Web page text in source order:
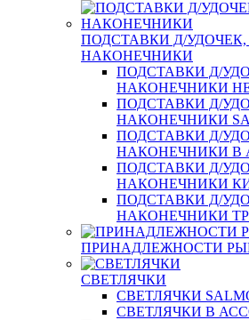
ПОДСТАВКИ Д/
НАКОНЕЧНИКИ
ПОДСТАВКИ Д/
НАКОНЕЧНИКИ
ПОДСТАВКИ Д/
НАКОНЕЧНИКИ
ПОДСТАВКИ Д/
НАКОНЕЧНИКИ В
ПОДСТАВКИ Д/
НАКОНЕЧНИКИ
ПОДСТАВКИ Д/
НАКОНЕЧНИКИ
ПРИНАДЛЕЖНОСТИ
СВЕТЛЯЧКИ
СВЕТЛЯЧКИ
СВЕТЛЯЧКИ В